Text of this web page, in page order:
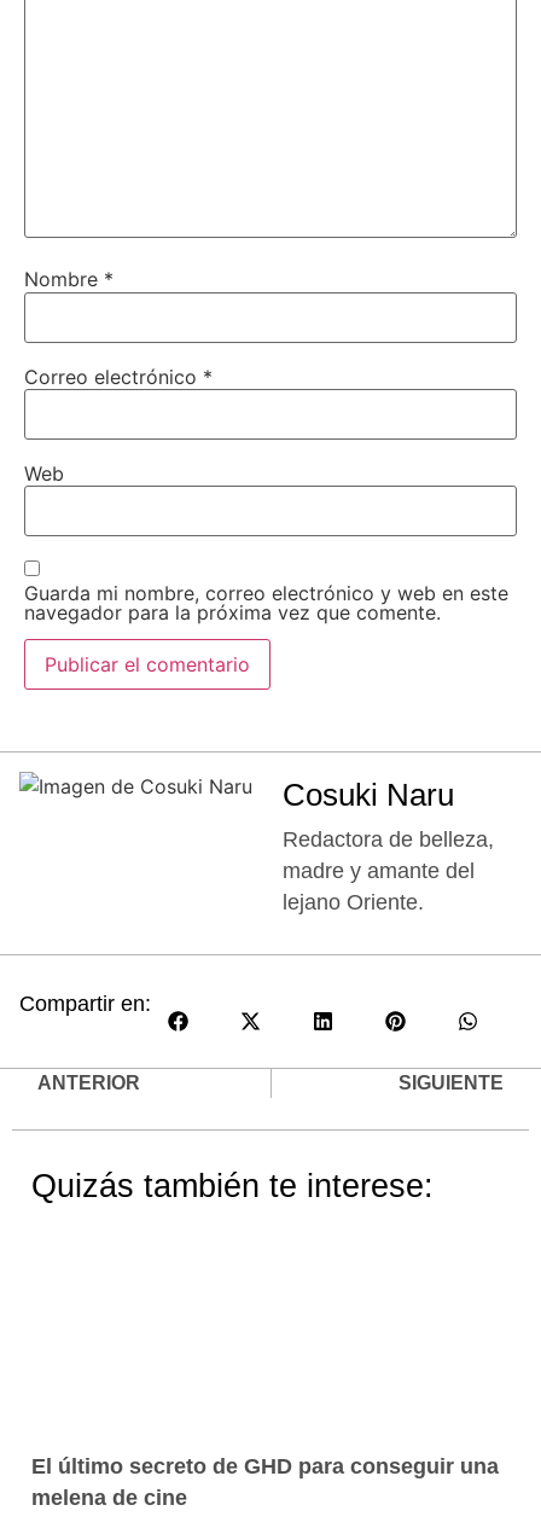
Nombre *
Correo electrónico *
Web
Guarda mi nombre, correo electrónico y web en este
navegador para la próxima vez que comente.
Cosuki Naru
Redactora de belleza,
madre y amante del
lejano Oriente.
Compartir en:
ANTERIOR SIGUIENTE
Quizás también te interese:
El último secreto de GHD para conseguir una
melena de cine